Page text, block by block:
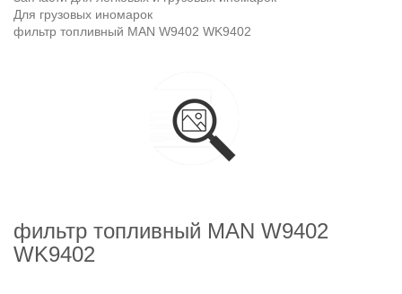
Для грузовых иномарок
фильтр топливный MAN W9402 WK9402
фильтр топливный MAN W9402
WK9402